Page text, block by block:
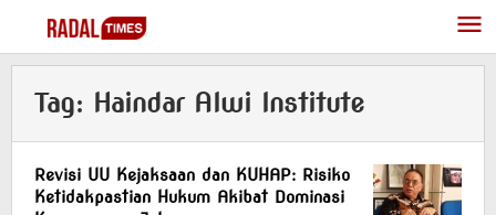
content
Tag: Haindar Alwi Institute
Revisi UU Kejaksaan dan KUHAP: Risiko
Ketidakpastian Hukum Akibat Dominasi